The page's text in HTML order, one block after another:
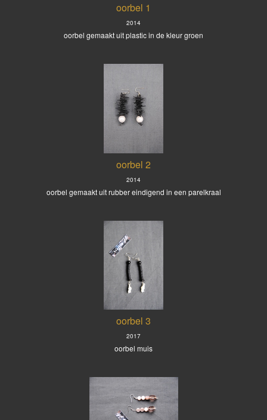
oorbel 1
2014
oorbel gemaakt uit plastic in de kleur groen
oorbel 2
2014
oorbel gemaakt uit rubber eindigend in een parelkraal
oorbel 3
2017
oorbel muis